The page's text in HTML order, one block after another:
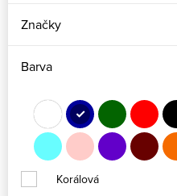
Značky
Barva
Korálová